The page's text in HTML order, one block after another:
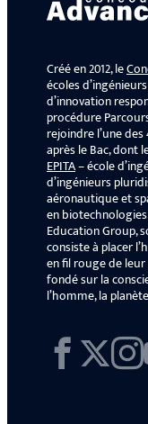
Créé en 2012, le
écoles
d’innovation
procédure
rejoindre l’une
après le Bac, dont
EPITA– école
d’ingénieurs
aéronautique et
en
Education Group,
consiste à placer
en fil rouge de
fondé sur la
l’homme, la
X